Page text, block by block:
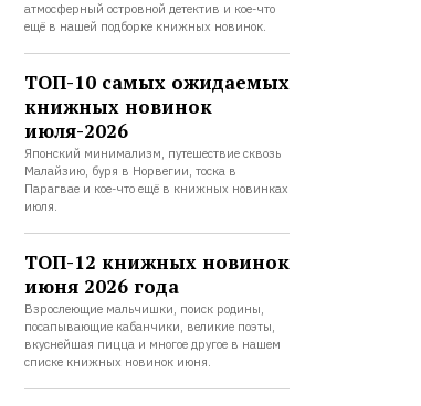
атмосферный островной детектив и кое-что
ещё в нашей подборке книжных новинок.
ТОП-10 самых ожидаемых
книжных новинок
июля-2026
Японский минимализм, путешествие сквозь
Малайзию, буря в Норвегии, тоска в
Парагвае и кое-что ещё в книжных новинках
июля.
ТОП-12 книжных новинок
июня 2026 года
Взрослеющие мальчишки, поиск родины,
посапывающие кабанчики, великие поэты,
вкуснейшая пицца и многое другое в нашем
списке книжных новинок июня.